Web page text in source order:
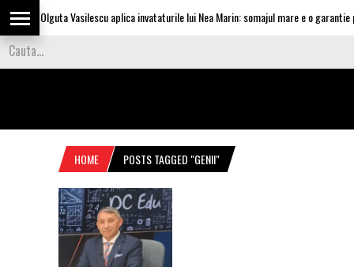
Olguta Vasilescu aplica invataturile lui Nea Marin: somajul mare e o garantie
HOME POSTS TAGGED "GENII"